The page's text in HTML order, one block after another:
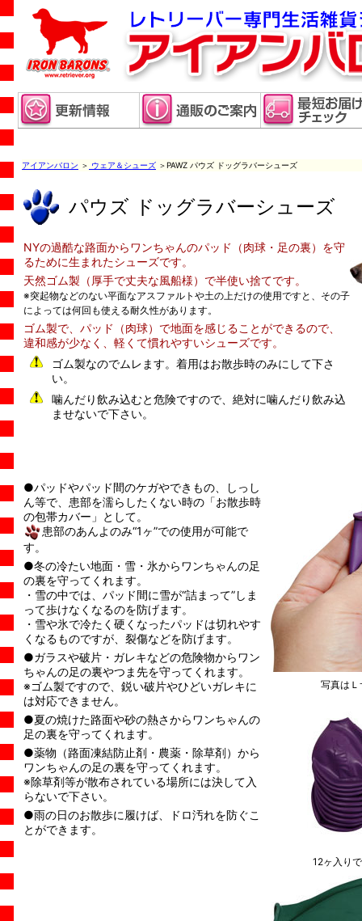
アイアンバロン ＞ ウェア＆シューズ ＞PAWZ パウズ ドッグラバーシューズ
パウズ ドッグラバーシューズ
NYの過酷な路面からワンちゃんのパッド（肉球・足の裏）を守
るために生まれたシューズです。
天然ゴム製（厚手で丈夫な風船様）で半使い捨てです。
※突起物などのない平面なアスファルトや土の上だけの使用ですと、その子
によっては何回も使える耐久性があります。
ゴム製で、パッド（肉球）で地面を感じることができるので、
違和感が少なく、軽くて慣れやすいシューズです。
ゴム製なのでムレます。着用はお散歩時のみにして下さ
い。
噛んだり飲み込むと危険ですので、絶対に噛んだり飲み込
ませないで下さい。
●パッドやパッド間のケガやできもの、しっし
ん等で、患部を濡らしたくない時の「お散歩時
の包帯カバー」として。
患部のあんよのみ“1ヶ”での使用が可能で
す。
●冬の冷たい地面・雪・氷からワンちゃんの足
の裏を守ってくれます。
・雪の中では、パッド間に雪が“詰まって”しま
って歩けなくなるのを防げます。
・雪や氷で冷たく硬くなったパッドは切れやす
くなるものですが、裂傷などを防げます。
●ガラスや破片・ガレキなどの危険物からワン
ちゃんの足の裏やつま先を守ってくれます。
※ゴム製ですので、鋭い破片やひどいガレキに
は対応できません。
●夏の焼けた路面や砂の熱さからワンちゃんの
足の裏を守ってくれます。
●薬物（路面凍結防止剤・農薬・除草剤）から
ワンちゃんの足の裏を守ってくれます。
※除草剤等が散布されている場所には決して入
らないで下さい。
●雨の日のお散歩に履けば、ドロ汚れを防ぐこ
とができます。
写真は
12ヶ入り